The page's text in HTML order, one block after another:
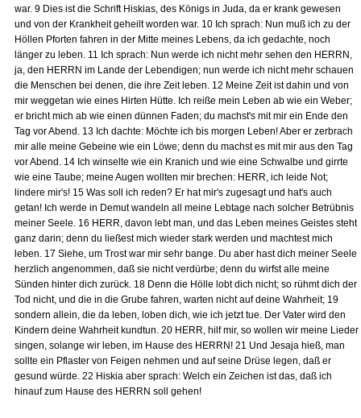
war. 9 Dies ist die Schrift Hiskias, des Königs in Juda, da er krank gewesen
und von der Krankheit geheilt worden war. 10 Ich sprach: Nun muß ich zu der
Höllen Pforten fahren in der Mitte meines Lebens, da ich gedachte, noch
länger zu leben. 11 Ich sprach: Nun werde ich nicht mehr sehen den HERRN,
ja, den HERRN im Lande der Lebendigen; nun werde ich nicht mehr schauen
die Menschen bei denen, die ihre Zeit leben. 12 Meine Zeit ist dahin und von
mir weggetan wie eines Hirten Hütte. Ich reiße mein Leben ab wie ein Weber;
er bricht mich ab wie einen dünnen Faden; du machst's mit mir ein Ende den
Tag vor Abend. 13 Ich dachte: Möchte ich bis morgen Leben! Aber er zerbrach
mir alle meine Gebeine wie ein Löwe; denn du machst es mit mir aus den Tag
vor Abend. 14 Ich winselte wie ein Kranich und wie eine Schwalbe und girrte
wie eine Taube; meine Augen wollten mir brechen: HERR, ich leide Not;
lindere mir's! 15 Was soll ich reden? Er hat mir's zugesagt und hat's auch
getan! Ich werde in Demut wandeln all meine Lebtage nach solcher Betrübnis
meiner Seele. 16 HERR, davon lebt man, und das Leben meines Geistes steht
ganz darin; denn du ließest mich wieder stark werden und machtest mich
leben. 17 Siehe, um Trost war mir sehr bange. Du aber hast dich meiner Seele
herzlich angenommen, daß sie nicht verdürbe; denn du wirfst alle meine
Sünden hinter dich zurück. 18 Denn die Hölle lobt dich nicht; so rühmt dich der
Tod nicht, und die in die Grube fahren, warten nicht auf deine Wahrheit; 19
sondern allein, die da leben, loben dich, wie ich jetzt tue. Der Vater wird den
Kindern deine Wahrheit kundtun. 20 HERR, hilf mir, so wollen wir meine Lieder
singen, solange wir leben, im Hause des HERRN! 21 Und Jesaja hieß, man
sollte ein Pflaster von Feigen nehmen und auf seine Drüse legen, daß er
gesund würde. 22 Hiskia aber sprach: Welch ein Zeichen ist das, daß ich
hinauf zum Hause des HERRN soll gehen!